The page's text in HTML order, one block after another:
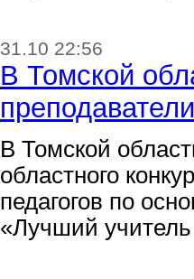
31.10 22:56
В Томской
В Томской
областного
педагогов по
«Лучший